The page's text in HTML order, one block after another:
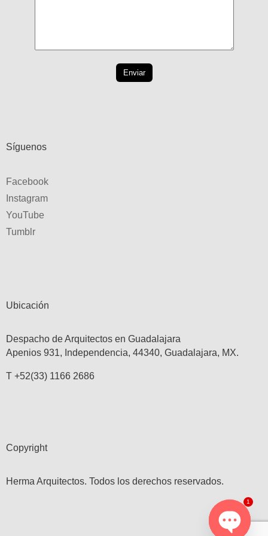
Síguenos
Facebook
Instagram
YouTube
Tumblr
Ubicación
Despacho de Arquitectos en Guadalajara
Apenios 931, Independencia, 44340, Guadalajara, MX.
T +52(33) 1166 2686
Copyright
Herma Arquitectos. Todos los derechos reservados.
1